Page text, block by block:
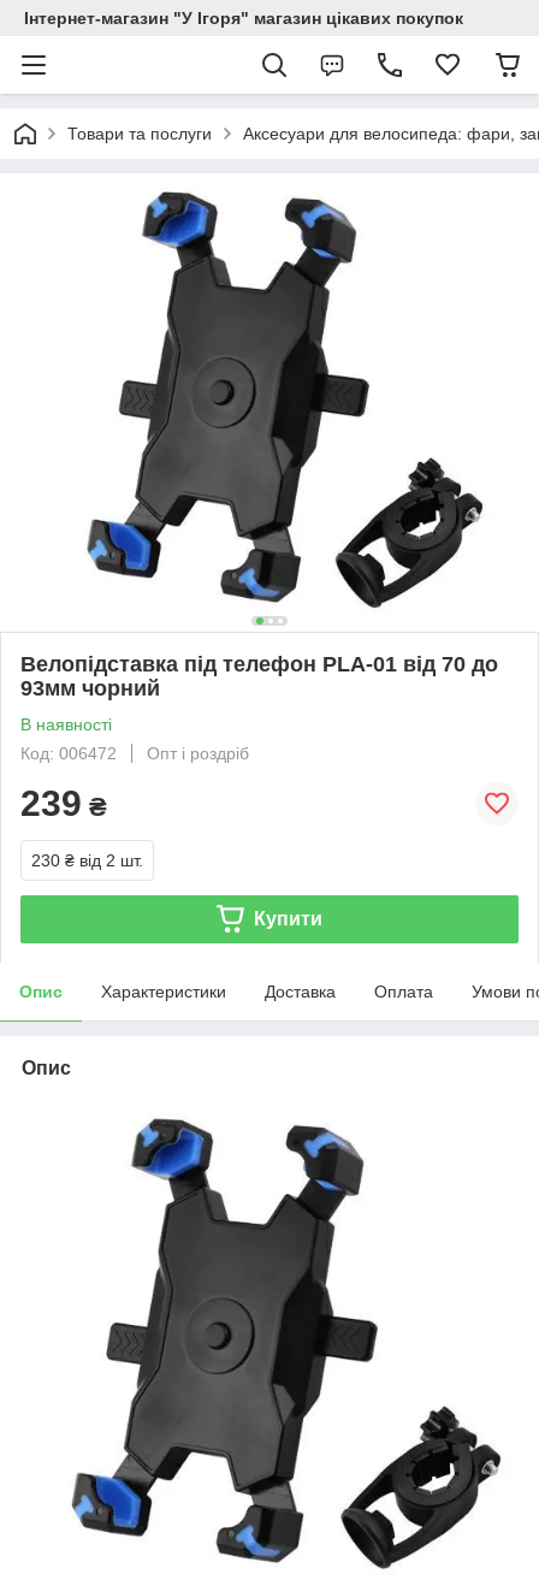
Інтернет-магазин "У Ігоря" магазин цікавих покупок
Товари та послуги Аксесуари для велосипеда: фари,
Велопідставка під телефон PLA-01 від 70 до
93мм чорний
В наявності
Код: 006472
Опт і роздріб
239 ₴
230 ₴ від 2 шт.
Купити
Опис Характеристики Доставка Оплата Умови
Опис